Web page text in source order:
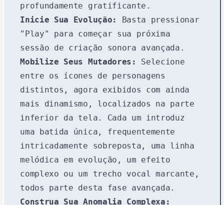
profundamente gratificante.
Inicie Sua Evolução:
Basta pressionar
"Play" para começar sua próxima
sessão de criação sonora avançada.
Mobilize Seus Mutadores:
Selecione
entre os ícones de personagens
distintos, agora exibidos com ainda
mais dinamismo, localizados na parte
inferior da tela. Cada um introduz
uma batida única, frequentemente
intricadamente sobreposta, uma linha
melódica em evolução, um efeito
complexo ou um trecho vocal marcante,
todos parte desta fase avançada.
Construa Sua Anomalia Complexa: